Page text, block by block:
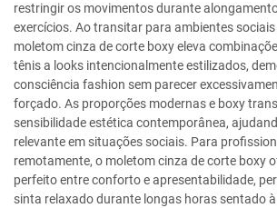
restringir os movimentos durante
exercícios. Ao transitar para ambientes sociais
moletom cinza de corte boxy eleva
tênis a looks intencionalmente estilizados,
consciência fashion sem parecer
forçado. As proporções modernas e boxy
sensibilidade estética contemporânea,
relevante em situações sociais. Para
remotamente, o moletom cinza de corte boxy
perfeito entre conforto e apresentabilidade,
sinta relaxado durante longas horas sentado